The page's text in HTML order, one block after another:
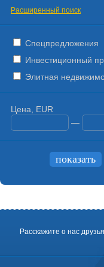
Расширенный поиск
Спецпредложения
Инвестиционный
Элитная
Цена, EUR
—
Расскажите о нас